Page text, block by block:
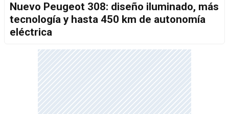
Nuevo Peugeot 308: diseño iluminado, más
tecnología y hasta 450 km de autonomía
eléctrica